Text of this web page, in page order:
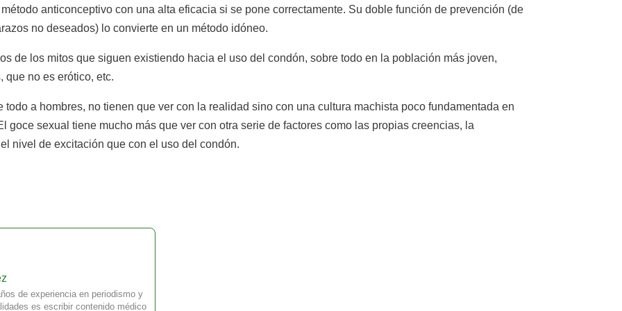
anticonceptivo con una alta eficacia si se pone correctamente. Su doble función de prevención (de
no deseados) lo convierte en un método idóneo.
de los mitos que siguen existiendo hacia el uso del condón, sobre todo en la población más joven,
que no es erótico, etc.
a hombres, no tienen que ver con la realidad sino con una cultura machista poco fundamentada en
sexual tiene mucho más que ver con otra serie de factores como las propias creencias, la
nivel de excitación que con el uso del condón.
de experiencia en periodismo y
es escribir contenido médico